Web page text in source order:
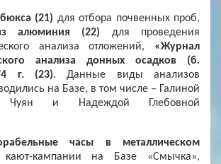
(21) для отбора почвенных проб,
алюминия (22) для проведения
анализа отложений, «Журнал
анализа донных осадков (б.
г. (23). Данные виды анализов
на Базе, в том числе – Галиной
Чуян и Надеждой Глебовной
часы в металлическом
кают-кампании на Базе «Смычка»,